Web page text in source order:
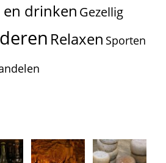
en drinken Gezellig
Relaxen Sporten